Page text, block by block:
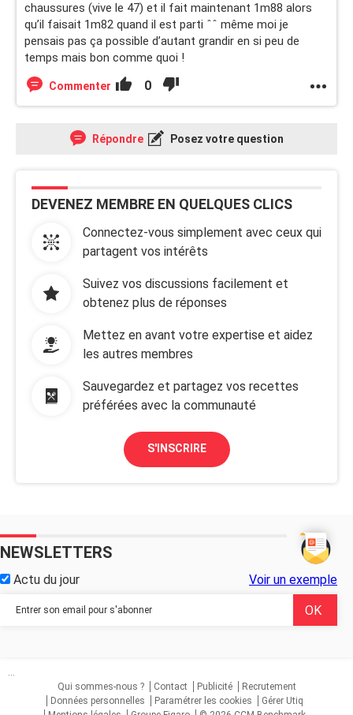
chaussures (vive le 47) et il fait maintenant 1m88 alors
qu’il faisait 1m82 quand il est parti ˆˆ même moi je
pensais pas ça possible d’autant grandir en si peu de
temps mais bon comme quoi !
Commenter 0
Répondre Posez votre question
DEVENEZ MEMBRE EN QUELQUES CLICS
Connectez-vous simplement avec ceux qui
partagent vos intérêts
Suivez vos discussions facilement et
obtenez plus de réponses
Mettez en avant votre expertise et aidez
les autres membres
Sauvegardez et partagez vos recettes
préférées avec la communauté
S'INSCRIRE
NEWSLETTERS
Actu du jour Voir un exemple
...
Qui sommes-nous ?
Contact Publicité
Recrutement
Données personnelles
Paramétrer les cookies
Gérer Utiq